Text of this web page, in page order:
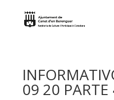
09 20 PARTE